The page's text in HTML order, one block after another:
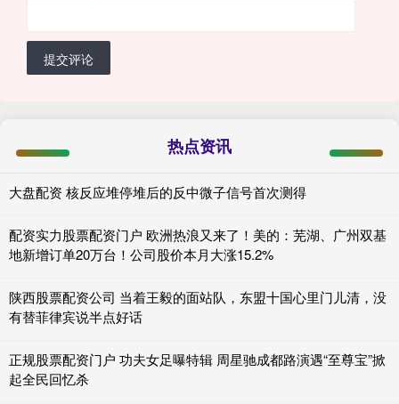
提交评论
热点资讯
大盘配资 核反应堆停堆后的反中微子信号首次测得
配资实力股票配资门户 欧洲热浪又来了！美的：芜湖、广州双基
地新增订单20万台！公司股价本月大涨15.2%
陕西股票配资公司 当着王毅的面站队，东盟十国心里门儿清，没
有替菲律宾说半点好话
正规股票配资门户 功夫女足曝特辑 周星驰成都路演遇“至尊宝”掀
起全民回忆杀